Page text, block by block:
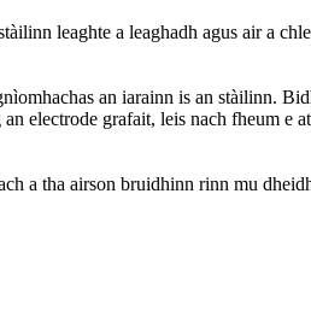
leaghte a leaghadh agus air a
an iarainn is an stàilinn.
electrode grafait, leis nach fheum e
a tha airson bruidhinn rinn mu